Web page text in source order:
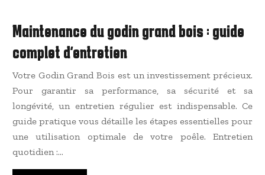
Maintenance du godin grand bois : guide
complet d’entretien
Votre Godin Grand Bois est un investissement précieux.
Pour garantir sa performance, sa sécurité et sa
longévité, un entretien régulier est indispensable. Ce
guide pratique vous détaille les étapes essentielles pour
une utilisation optimale de votre poêle. Entretien
quotidien :…